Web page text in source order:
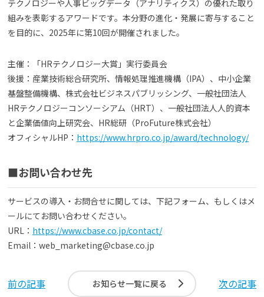
テクノロジーや人事ビッグデータ（アナリティクス）の優れた取り
組みを表彰するアワードです。本分野の進化・発展に寄与すること
を目的に、2025年に第10回が開催されました。
主催：「HRテクノロジー大賞」実行委員会
後援：産業技術総合研究所、情報処理推進機構（IPA）、中小企業
基盤整備機構、株式会社ビジネスパブリッシング、一般社団法人
HRテクノロジーコンソーシアム（HRT）、一般社団法人人的資本
と企業価値向上研究会、HR総研（ProFuture株式会社）
オフィシャルHP： https://www.hrpro.co.jp/award/technology/
■お問い合わせ先
サービスの導入・お問合せに関しては、下記フォーム、もしくはメ
ールにてお問い合わせください。
URL： https://www.cbase.co.jp/contact/
Email：web_marketing@cbase.co.jp
前の記事 お知らせ一覧に戻る 次の記事